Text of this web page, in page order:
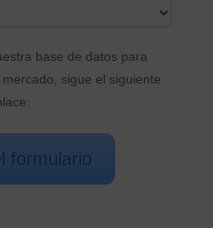
base de datos para
sigue el siguiente
formulario